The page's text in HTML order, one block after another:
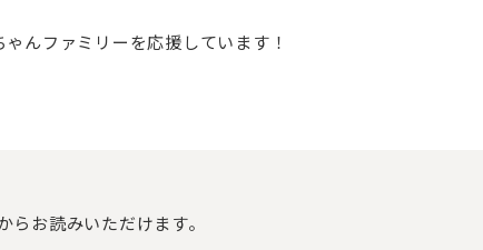
んファミリーを応援しています！
らお読みいただけます。